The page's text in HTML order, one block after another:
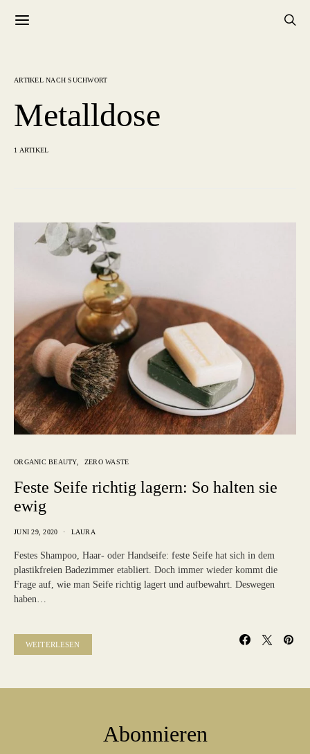
ARTIKEL NACH SUCHWORT
Metalldose
1 ARTIKEL
ORGANIC BEAUTY ZERO WASTE
Feste Seife richtig lagern: So halten sie
ewig
JUNI 29, 2020 LAURA
Festes Shampoo, Haar- oder Handseife: feste Seife hat sich in dem
plastikfreien Badezimmer etabliert. Doch immer wieder kommt die
Frage auf, wie man Seife richtig lagert und aufbewahrt. Deswegen
haben…
WEITERLESEN
Abonnieren